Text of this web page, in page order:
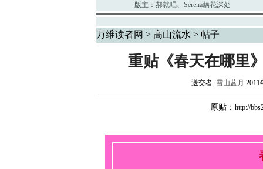
版主： 郝就唱、 Serena藕花深处
万维读者网 > 高山流水 > 帖子
重贴《春天在哪里
送交者: 雪山蓝月 2011
原贴： http://